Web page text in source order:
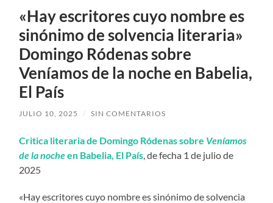
«Hay escritores cuyo nombre es
sinónimo de solvencia literaria»
Domingo Ródenas sobre
Veníamos de la noche en Babelia,
El País
JULIO 10, 2025 / SIN COMENTARIOS
Critica literaria de Domingo Ródenas sobre Veníamos
de la nocheen Babelia, El País , de fecha 1 de julio de
2025
«Hay escritores cuyo nombre es sinónimo de solvencia